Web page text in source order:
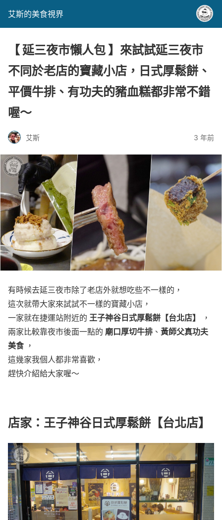
艾斯的美食視界
【 延三夜市懶人包 】來試試延三夜市
不同於老店的寶藏小店，日式厚鬆餅、
平價牛排、有功夫的豬血糕都非常不錯
喔～
艾斯 3 年前
有時候去延三夜市除了老店外就想吃些不一樣的，
這次就帶大家來試試不一樣的寶藏小店，
一家就在捷運站附近的 王子神谷日式厚鬆餅【台北店】
，
兩家比較靠夜市後面一點的 廟口厚切牛排 、 黃師父真功夫
美食，
這幾家我個人都非常喜歡，
趕快介紹給大家喔～
店家：王子神谷日式厚鬆餅【台北店】